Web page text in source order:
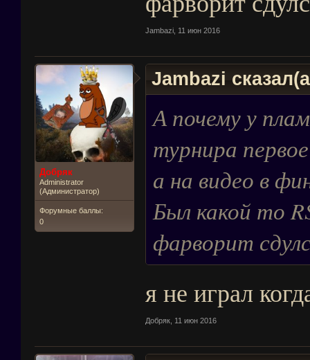
Jambazi 11 июн 2016
Добряк
Administrator
(Администратор)
Форумные баллы:
0
Jambazi
А почему у
турнира
а на видео в
Был какой то
фарворит
я не играл
Добряк 11 июн 2016